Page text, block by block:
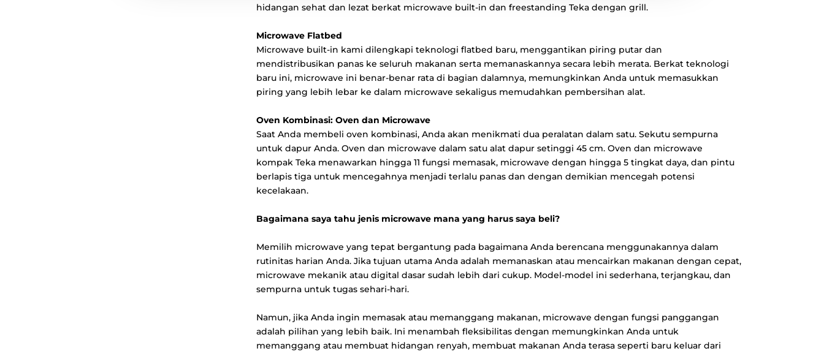
hidangan sehat dan lezat berkat microwave built-in dan freestanding Teka dengan grill.
Microwave Flatbed
Microwave built-in kami dilengkapi teknologi flatbed baru, menggantikan piring putar dan
mendistribusikan panas ke seluruh makanan serta memanaskannya secara lebih merata. Berkat teknologi
baru ini, microwave ini benar-benar rata di bagian dalamnya, memungkinkan Anda untuk memasukkan
piring yang lebih lebar ke dalam microwave sekaligus memudahkan pembersihan alat.
Oven Kombinasi: Oven dan Microwave
Saat Anda membeli oven kombinasi, Anda akan menikmati dua peralatan dalam satu. Sekutu sempurna
untuk dapur Anda. Oven dan microwave dalam satu alat dapur setinggi 45 cm. Oven dan microwave
kompak Teka menawarkan hingga 11 fungsi memasak, microwave dengan hingga 5 tingkat daya, dan pintu
berlapis tiga untuk mencegahnya menjadi terlalu panas dan dengan demikian mencegah potensi
kecelakaan.
Bagaimana saya tahu jenis microwave mana yang harus saya beli?
Memilih microwave yang tepat bergantung pada bagaimana Anda berencana menggunakannya dalam
rutinitas harian Anda. Jika tujuan utama Anda adalah memanaskan atau mencairkan makanan dengan cepat,
microwave mekanik atau digital dasar sudah lebih dari cukup. Model-model ini sederhana, terjangkau, dan
sempurna untuk tugas sehari-hari.
Namun, jika Anda ingin memasak atau memanggang makanan, microwave dengan fungsi panggangan
adalah pilihan yang lebih baik. Ini menambah fleksibilitas dengan memungkinkan Anda untuk
memanggang atau membuat hidangan renyah, membuat makanan Anda terasa seperti baru keluar dari